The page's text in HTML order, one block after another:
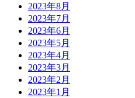
2023年8月
2023年7月
2023年6月
2023年5月
2023年4月
2023年3月
2023年2月
2023年1月